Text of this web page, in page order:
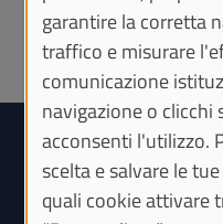
Benessere,
Ci impegniamo a
garantire la corretta
traffico e misurare
comunicazione
navigazione o clicchi
acconsenti l'utilizzo.
scelta e salvare le
quali cookie attivare